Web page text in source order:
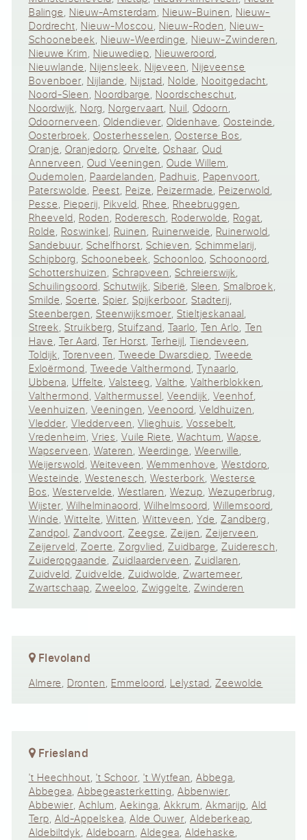
Balinge, Nieuw-Amsterdam, Nieuw-Buinen, Nieuw-
Dordrecht, Nieuw-Moscou, Nieuw-Roden, Nieuw-
Schoonebeek, Nieuw-Weerdinge, Nieuw-Zwinderen,
Nieuwe Krim, Nieuwediep, Nieuweroord,
Nieuwlande, Nijensleek, Nijeveen, Nijeveense
Bovenboer, Nijlande, Nijstad, Nolde, Nooitgedacht,
Noord-Sleen, Noordbarge, Noordscheschut,
Noordwijk, Norg, Norgervaart, Nuil,Odoorn,
Odoornerveen, Oldendiever,Oldenhave,Oosteinde,
Oosterbroek, Oosterhesselen,Oosterse Bos,
Oranje, Oranjedorp, Orvelte,Oshaar,Oud
Annerveen, Oud Veeningen,Oude Willem,
Oudemolen, Paardelanden, Padhuis, Papenvoort,
Paterswolde, Peest, Peize, Peizermade, Peizerwold,
Pesse, Pieperij, Pikveld, Rhee, Rheebruggen,
Rheeveld, Roden, Roderesch, Roderwolde, Rogat,
Rolde, Roswinkel, Ruinen, Ruinerweide, Ruinerwold,
Sandebuur, Schelfhorst,Schieven,Schimmelarij,
Schipborg, Schoonebeek,Schoonloo,Schoonoord,
Schottershuizen, Schrapveen,Schreierswijk,
Schuilingsoord, Schutwijk,Siberië,Sleen,Smalbroek,
Smilde, Soerte, Spier,Spijkerboor,Stadterij,
Steenbergen, Steenwijksmoer,Stieltjeskanaal,
Streek, Struikberg, Stuifzand,Taarlo,Ten Arlo, Ten
Have, Ter Aard, Ter Horst,Terheijl,Tiendeveen,
Toldijk, Torenveen, Tweede Dwarsdiep,Tweede
Exloërmond, Tweede Valthermond,Tynaarlo,
Ubbena, Uffelte, Valsteeg,Valthe,Valtherblokken,
Valthermond, Valthermussel,Veendijk,Veenhof,
Veenhuizen, Veeningen, Veenoord,Veldhuizen,
Vledder, Vledderveen, Vlieghuis,Vossebelt,
Vredenheim, Vries, Vuile Riete,Wachtum,Wapse,
Wapserveen, Wateren, Weerdinge,Weerwille,
Weijerswold, Weiteveen,Wemmenhove,Westdorp,
Westeinde, Westenesch, Westerbork,Westerse
Bos, Westervelde, Westlaren,Wezup,Wezuperbrug,
Wijster, Wilhelminaoord,Wilhelmsoord,Willemsoord,
Winde, Wittelte, Witten,Witteveen,Yde,Zandberg ,
Zandpol, Zandvoort, Zeegse,Zeijen,Zeijerveen,
Zeijerveld, Zoerte, Zorgvlied,Zuidbarge,Zuideresch,
Zuideropgaande, Zuidlaarderveen,Zuidlaren,
Zuidveld, Zuidvelde, Zuidwolde,Zwartemeer,
Zwartschaap, Zweeloo, Zwiggelte,Zwinderen
Flevoland
Almere Dronten Emmeloord Lelystad ,Zeewolde
Friesland
't Heechhout, 't Schoor,'t Wytfean,Abbega,
Abbegea, Abbegeasterketting,Abbenwier,
Abbewier, Achlum, Aekinga,Akkrum,Akmarijp,Ald
Terp, Ald-Appelskea, Alde Ouwer,Aldeberkeap,
Aldebiltdyk, Aldeboarn,Aldegea,Aldehaske,